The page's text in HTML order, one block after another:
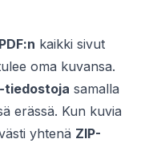
kaikki sivut
oma kuvansa.
tiedostoja samalla
erässä. Kun kuvia
yhtenä ZIP-